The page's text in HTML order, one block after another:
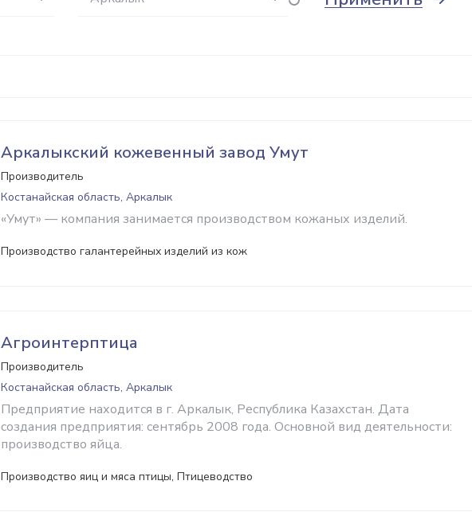
Аркалыкский кожевенный завод Умут
Производитель
Костанайская область, Аркалык
«Умут» — компания занимается производством кожаных изделий.
Производство галантерейных изделий из кож
Агроинтерптица
Производитель
Костанайская область, Аркалык
Предприятие находится в г. Аркалык, Республика Казахстан. Дата
создания предприятия: сентябрь 2008 года. Основной вид деятельности:
производство яйца.
Производство яиц и мяса птицы, Птицеводство